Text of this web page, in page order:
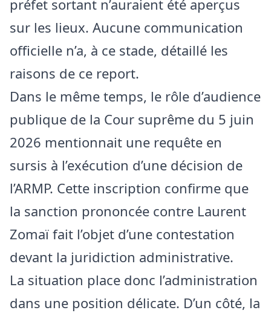
préfet sortant n’auraient été aperçus
sur les lieux. Aucune communication
officielle n’a, à ce stade, détaillé les
raisons de ce report.
Dans le même temps, le rôle d’audience
publique de la Cour suprême du 5 juin
2026 mentionnait une requête en
sursis à l’exécution d’une décision de
l’ARMP. Cette inscription confirme que
la sanction prononcée contre Laurent
Zomaï fait l’objet d’une contestation
devant la juridiction administrative.
La situation place donc l’administration
dans une position délicate. D’un côté, la